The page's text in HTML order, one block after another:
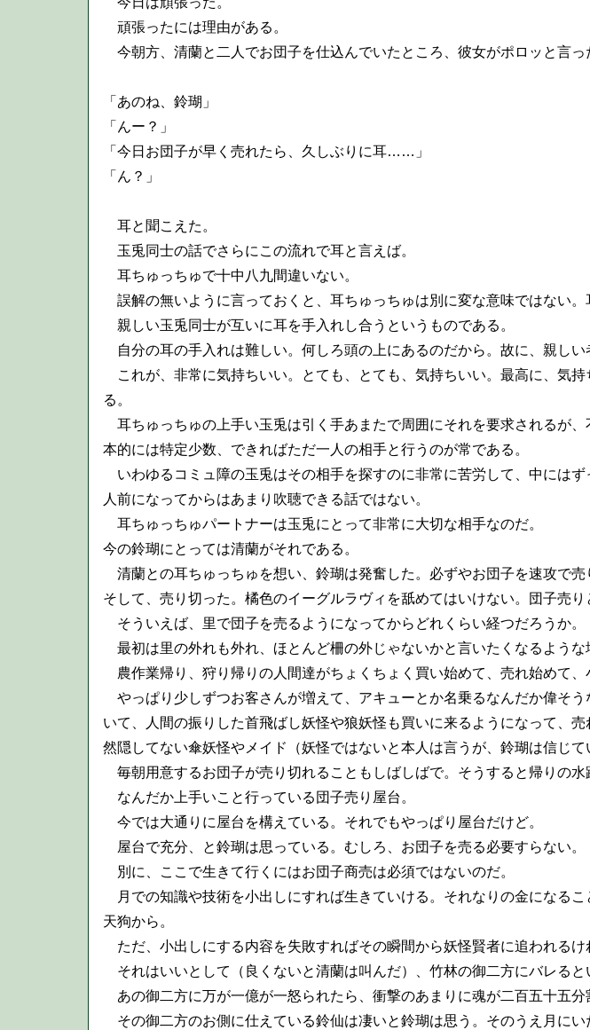
頑張ったには理由がある。
今朝方、清蘭と二人でお団子を仕込んでいたところ、彼女がポロッと言っ
「あのね、鈴瑚」
「んー？」
「今日お団子が早く売れたら、久しぶりに耳……」
「ん？」
耳と聞こえた。
玉兎同士の話でさらにこの流れで耳と言えば。
耳ちゅっちゅで十中八九間違いない。
誤解の無いように言っておくと、耳ちゅっちゅは別に変な意味ではない。
親しい玉兎同士が互いに耳を手入れし合うというものである。
自分の耳の手入れは難しい。何しろ頭の上にあるのだから。故に、親しい
これが、非常に気持ちいい。とても、とても、気持ちいい。最高に、気
る。
耳ちゅっちゅの上手い玉兎は引く手あまたで周囲にそれを要求されるが
本的には特定少数、できればただ一人の相手と行うのが常である。
いわゆるコミュ障の玉兎はその相手を探すのに非常に苦労して、中には
人前になってからはあまり吹聴できる話ではない。
耳ちゅっちゅパートナーは玉兎にとって非常に大切な相手なのだ。
今の鈴瑚にとっては清蘭がそれである。
清蘭との耳ちゅっちゅを想い、鈴瑚は発奮した。必ずやお団子を速攻で売
そして、売り切った。橘色のイーグルラヴィを舐めてはいけない。団子売
そういえば、里で団子を売るようになってからどれくらい経つだろうか。
最初は里の外れも外れ、ほとんど柵の外じゃないかと言いたくなるような
農作業帰り、狩り帰りの人間達がちょくちょく買い始めて、売れ始めて、
やっぱり少しずつお客さんが増えて、アキューとか名乗るなんだか偉そ
いて、人間の振りした首飛ばし妖怪や狼妖怪も買いに来るようになって、
然隠してない傘妖怪やメイド（妖怪ではないと本人は言うが、鈴瑚は信じて
毎朝用意するお団子が売り切れることもしばしばで。そうすると帰りの
なんだか上手いこと行っている団子売り屋台。
今では大通りに屋台を構えている。それでもやっぱり屋台だけど。
屋台で充分、と鈴瑚は思っている。むしろ、お団子を売る必要すらない。
別に、ここで生きて行くにはお団子商売は必須ではないのだ。
月での知識や技術を小出しにすれば生きていける。それなりの金になる
天狗から。
ただ、小出しにする内容を失敗すればその瞬間から妖怪賢者に追われるけ
それはいいとして（良くないと清蘭は叫んだ）、竹林の御二方にバレる
あの御二方に万が一億が一怒られたら、衝撃のあまりに魂が二百五十五
その御二方のお側に仕えている鈴仙は凄いと鈴瑚は思う。そのうえ月に